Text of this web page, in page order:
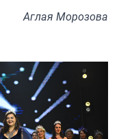
Аглая Морозова